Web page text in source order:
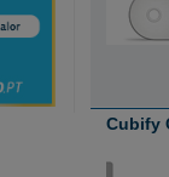
Cubify